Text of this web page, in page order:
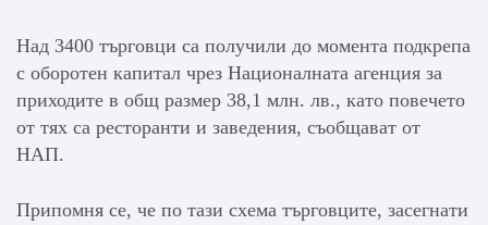
Над 3400 търговци са получили до момента подкрепа
с оборотен капитал чрез Националната агенция за
приходите в общ размер 38,1 млн. лв., като повечето
от тях са ресторанти и заведения, съобщават от
НАП.
Припомня се, че по тази схема търговците, засегнати